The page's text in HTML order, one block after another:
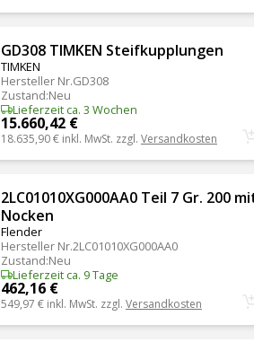
GD308 TIMKEN Steifkupplungen
TIMKEN
Hersteller Nr.GD308
Zustand:Neu
Lieferzeit ca. 3 Wochen
15.660,42 €
18.635,90 € inkl. MwSt. zzgl. Versandkosten
2LC01010XG000AA0 Teil 7 Gr. 200
Nocken
Flender
Hersteller Nr.2LC01010XG000AA0
Zustand:Neu
Lieferzeit ca. 9 Tage
462,16 €
549,97 € inkl. MwSt. zzgl. Versandkosten